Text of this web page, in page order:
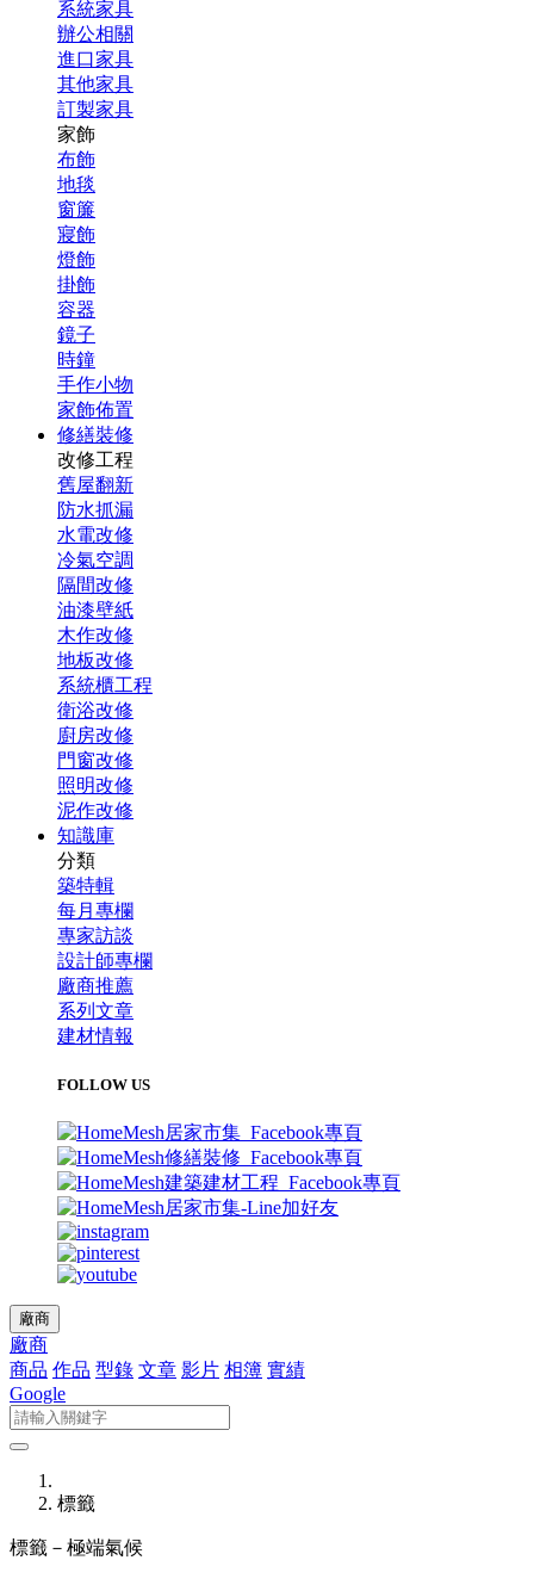
系統家具
辦公相關
進口家具
其他家具
訂製家具
家飾
布飾
地毯
窗簾
寢飾
燈飾
掛飾
容器
鏡子
時鐘
手作小物
家飾佈置
修繕裝修
改修工程
舊屋翻新
防水抓漏
水電改修
冷氣空調
隔間改修
油漆壁紙
木作改修
地板改修
系統櫃工程
衛浴改修
廚房改修
門窗改修
照明改修
泥作改修
知識庫
分類
築特輯
每月專欄
專家訪談
設計師專欄
廠商推薦
系列文章
建材情報
FOLLOW US
廠商
廠商
商品 作品 型錄 文章 影片 相簿 實績
Google
標籤
標籤－ 極端氣候